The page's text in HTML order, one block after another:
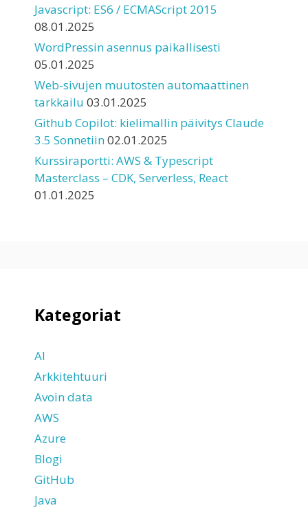
Javascript: ES6 / ECMAScript 2015
08.01.2025
WordPressin asennus paikallisesti
05.01.2025
Web-sivujen muutosten automaattinen
tarkkailu 03.01.2025
Github Copilot: kielimallin päivitys Claude
3.5 Sonnetiin02.01.2025
Kurssiraportti: AWS & Typescript
Masterclass – CDK, Serverless, React
01.01.2025
Kategoriat
AI
Arkkitehtuuri
Avoin data
AWS
Azure
Blogi
GitHub
Java